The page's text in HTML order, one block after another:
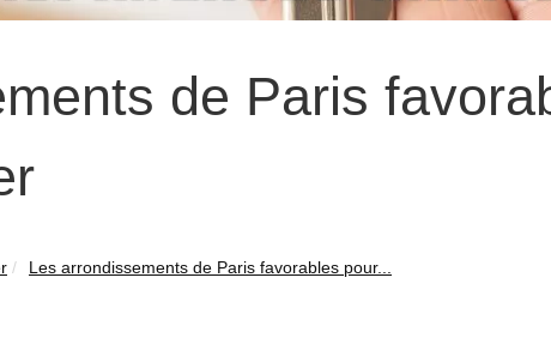
de Paris
Les arrondissements de Paris favorables pour...